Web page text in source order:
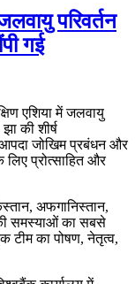
परिवर्तन
गई
एशिया में जलवायु
की शीर्ष
आपदा जोखिम प्रबंधन और
प्रोत्साहित और
अफगानिस्तान,
समस्याओं का सबसे
टीम का पोषण, नेतृत्व,